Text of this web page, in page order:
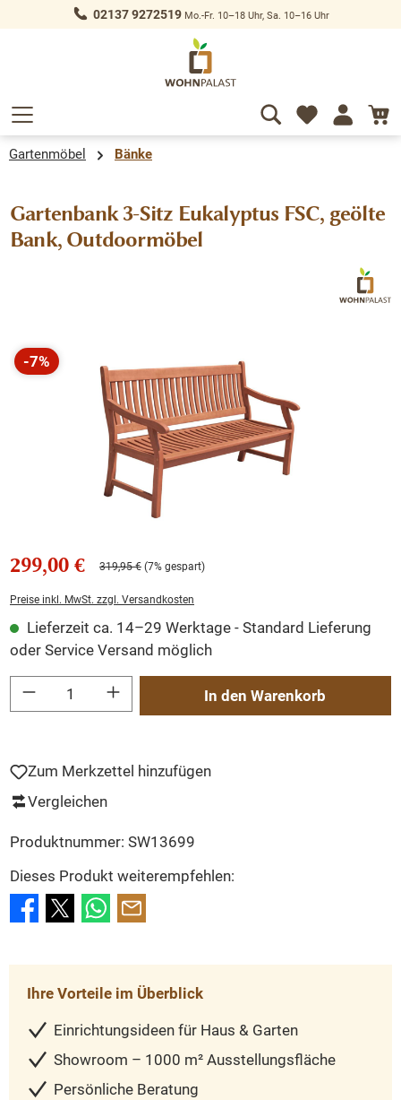
springen 02137 9272519Mo.-Fr. 10–18 Uhr, Sa. 10–16 Uhr
Gartenmöbel Bänke
Gartenbank 3-Sitz Eukalyptus FSC, geölte
Bank, Outdoormöbel
Bildergalerie überspringen
-7%
Rabatt
299,00 € 319,95 € (7% gespart)
Preise inkl. MwSt. zzgl. Versandkosten
Lieferzeit ca. 14–29 Werktage - Standard Lieferung
oder Service Versand möglich
Produkt Anzahl: Gib den gewünschten Wert ein oder benutze die Schaltflächen
In den Warenkorb
Zum Merkzettel hinzufügen
Vergleichen
Produktnummer: SW13699
Dieses Produkt weiterempfehlen:
Ihre Vorteile im Überblick
Einrichtungsideen für Haus & Garten
Showroom – 1000 m² Ausstellungsfläche
Persönliche Beratung